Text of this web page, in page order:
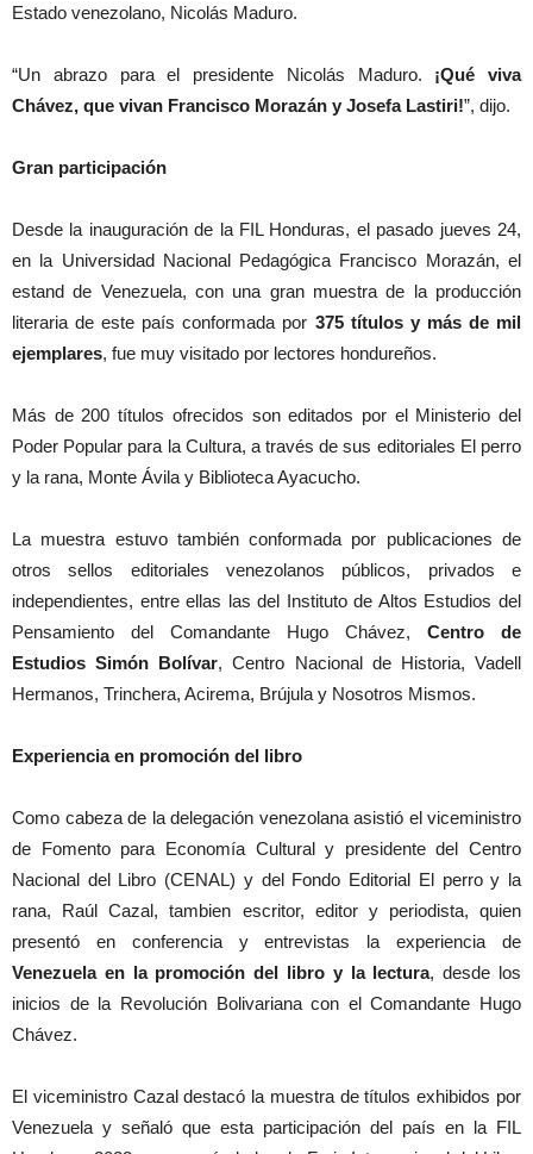
Estado venezolano, Nicolás Maduro.
“Un abrazo para el presidente Nicolás Maduro. ¡Qué viva
Chávez, que vivan Francisco Morazán y Josefa Lastiri!”, dijo.
Gran participación
Desde la inauguración de la FIL Honduras, el pasado jueves 24,
en la Universidad Nacional Pedagógica Francisco Morazán, el
estand de Venezuela, con una gran muestra de la producción
literaria de este país conformada por 375 títulos y más de mil
ejemplares, fue muy visitado por lectores hondureños.
Más de 200 títulos ofrecidos son editados por el Ministerio del
Poder Popular para la Cultura, a través de sus editoriales El perro
y la rana, Monte Ávila y Biblioteca Ayacucho.
La muestra estuvo también conformada por publicaciones de
otros sellos editoriales venezolanos públicos, privados e
independientes, entre ellas las del Instituto de Altos Estudios del
Pensamiento del Comandante Hugo Chávez, Centro de
Estudios Simón Bolívar, Centro Nacional de Historia, Vadell
Hermanos, Trinchera, Acirema, Brújula y Nosotros Mismos.
Experiencia en promoción del libro
Como cabeza de la delegación venezolana asistió el viceministro
de Fomento para Economía Cultural y presidente del Centro
Nacional del Libro (CENAL) y del Fondo Editorial El perro y la
rana, Raúl Cazal, tambien escritor, editor y periodista, quien
presentó en conferencia y entrevistas la experiencia de
Venezuela en la promoción del libro y la lectura, desde los
inicios de la Revolución Bolivariana con el Comandante Hugo
Chávez.
El viceministro Cazal destacó la muestra de títulos exhibidos por
Venezuela y señaló que esta participación del país en la FIL